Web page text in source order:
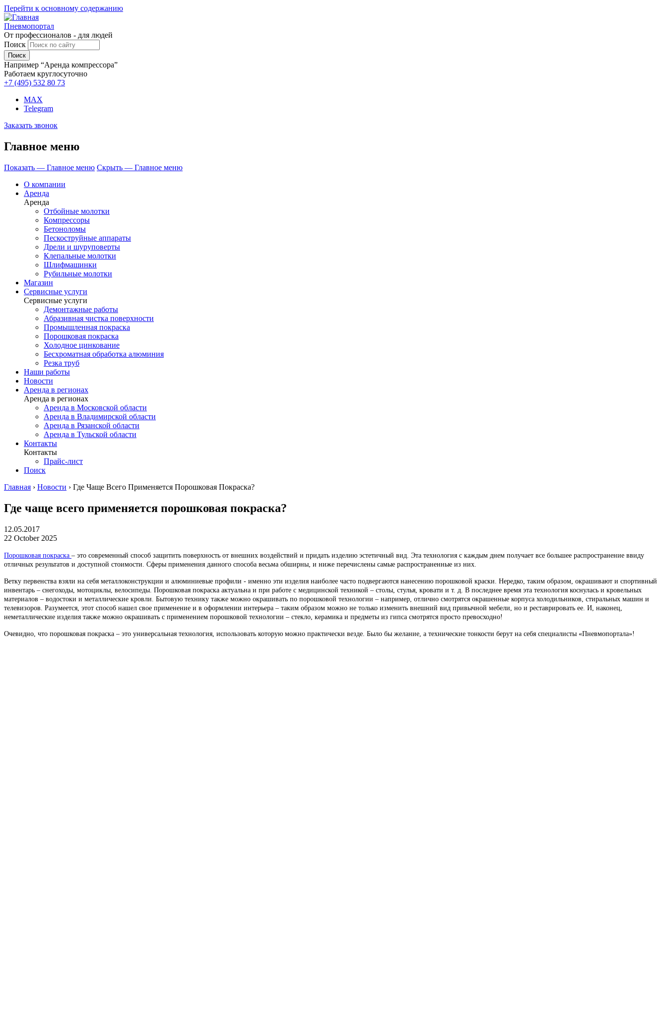
Перейти к основному содержанию
Пневмопортал
От профессионалов - для людей
Поиск
Например “Аренда компрессора”
Работаем круглосуточно
+7 (495) 532 80 73
MAX
Telegram
Заказать звонок
Главное меню
Показать — Главное меню Скрыть — Главное меню
О компании
Аренда
Аренда
Отбойные молотки
Компрессоры
Бетоноломы
Пескоструйные аппараты
Дрели и шуруповерты
Клепальные молотки
Шлифмашинки
Рубильные молотки
Магазин
Сервисные услуги
Сервисные услуги
Демонтажные работы
Абразивная чистка поверхности
Промышленная покраска
Порошковая покраска
Холодное цинкование
Бесхроматная обработка алюминия
Резка труб
Наши работы
Новости
Аренда в регионах
Аренда в регионах
Аренда в Московской области
Аренда в Владимирской области
Аренда в Рязанской области
Аренда в Тульской области
Контакты
Контакты
Прайс-лист
Поиск
Главная › Новости › Где Чаще Всего Применяется Порошковая Покраска?
Где чаще всего применяется порошковая покраска?
12.05.2017
22 October 2025
Порошковая покраска – это современный способ защитить поверхность от внешних воздействий и придать изделию эстетичный вид. Эта технология с каждым днем получает все большее распространение ввиду
отличных результатов и доступной стоимости. Сферы применения данного способа весьма обширны, и ниже перечислены самые распространенные из них.
Ветку первенства взяли на себя металлоконструкции и алюминиевые профили - именно эти изделия наиболее часто подвергаются нанесению порошковой краски. Нередко, таким образом, окрашивают и спортивный
инвентарь – снегоходы, мотоциклы, велосипеды. Порошковая покраска актуальна и при работе с медицинской техникой – столы, стулья, кровати и т. д. В последнее время эта технология коснулась и кровельных
материалов – водостоки и металлические кровли. Бытовую технику также можно окрашивать по порошковой технологии – например, отлично смотрятся окрашенные корпуса холодильников, стиральных машин и
телевизоров. Разумеется, этот способ нашел свое применение и в оформлении интерьера – таким образом можно не только изменить внешний вид привычной мебели, но и реставрировать ее. И, наконец,
неметаллические изделия также можно окрашивать с применением порошковой технологии – стекло, керамика и предметы из гипса смотрятся просто превосходно!
Очевидно, что порошковая покраска – это универсальная технология, использовать которую можно практически везде. Было бы желание, а технические тонкости берут на себя специалисты «Пневмопортала»!